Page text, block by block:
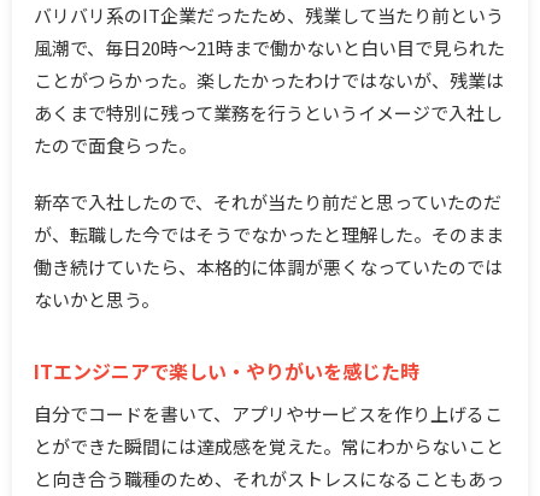
バリバリ系のIT企業だったため、残業して当たり前という
風潮で、毎日20時〜21時まで働かないと白い目で見られた
ことがつらかった。楽したかったわけではないが、残業は
あくまで特別に残って業務を行うというイメージで入社し
たので面食らった。
新卒で入社したので、それが当たり前だと思っていたのだ
が、転職した今ではそうでなかったと理解した。そのまま
働き続けていたら、本格的に体調が悪くなっていたのでは
ないかと思う。
ITエンジニアで楽しい・やりがいを感じた時
自分でコードを書いて、アプリやサービスを作り上げるこ
とができた瞬間には達成感を覚えた。常にわからないこと
と向き合う職種のため、それがストレスになることもあっ